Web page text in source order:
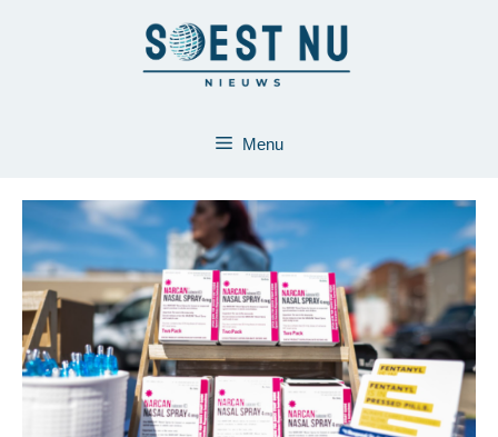
Menu